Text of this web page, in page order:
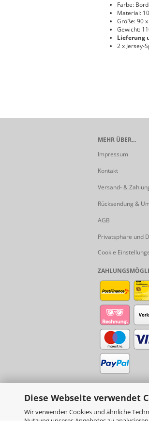
Diese Webseite verwendet
Wir verwenden Cookies und ähnliche
Farbe:
Material:
Größe: 90
Gewicht:
Lieferung
2 x Jersey-
MEHR ÜBER...
Impressum
Kontakt
Versand- &
Rücksendung &
AGB
Privatsphäre und
Cookie